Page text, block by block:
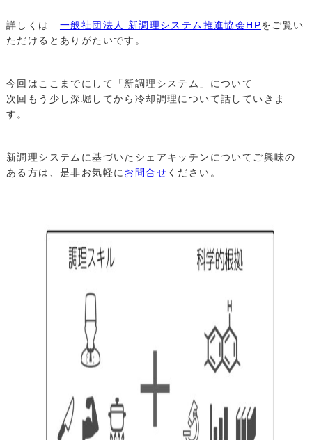
詳しくは 一般社団法人 新調理システム推進協会HPをご覧い
ただけるとありがたいです。
今回はここまでにして「新調理システム」について
次回もう少し深堀してから冷却調理について話していきま
す。
新調理システムに基づいたシェアキッチンについてご興味の
ある方は、是非お気軽に お問合せ ください。